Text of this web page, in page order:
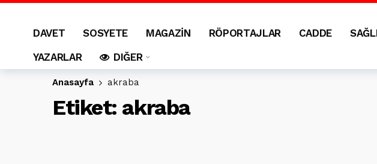
DAVET SOSYETE MAGAZİN RÖPORTAJLAR CADDE
YAZARLAR
DIĞER
Anasayfa akraba
Etiket: akraba